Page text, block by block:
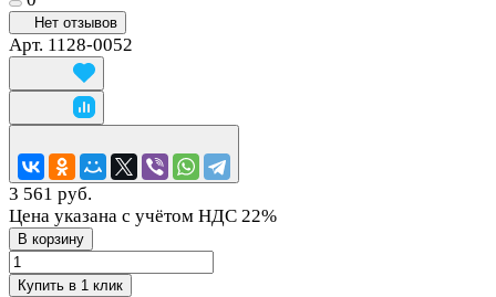
Нет отзывов
Арт. 1128-0052
3 561 руб.
Цена указана с учётом НДС 22%
В корзину
Купить в 1 клик